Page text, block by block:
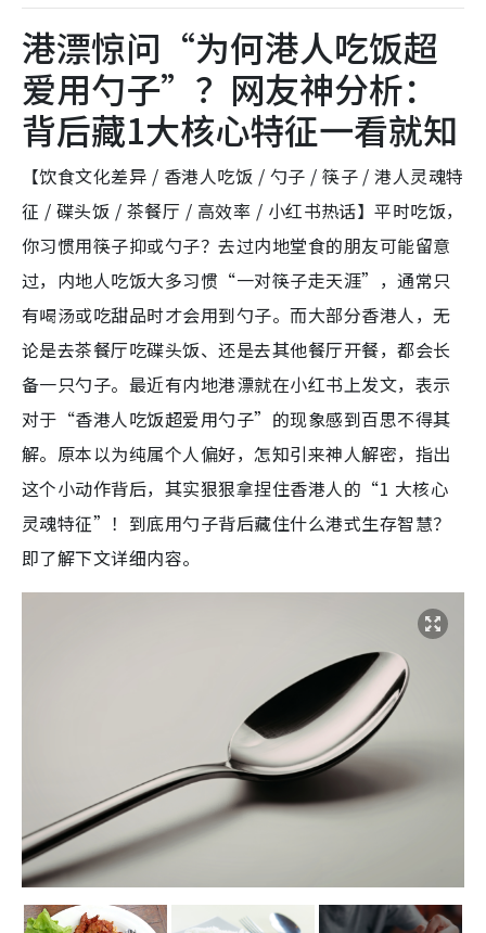
港漂惊问“为何港人吃饭超
爱用勺子”？网友神分析：
背后藏1大核心特征一看就知
【饮食文化差异 / 香港人吃饭 / 勺子 / 筷子 / 港人灵魂特
征 / 碟头饭 / 茶餐厅 / 高效率 / 小红书热话】平时吃饭，
你习惯用筷子抑或勺子？去过内地堂食的朋友可能留意
过，内地人吃饭大多习惯“一对筷子走天涯”，通常只
有喝汤或吃甜品时才会用到勺子。而大部分香港人，无
论是去茶餐厅吃碟头饭、还是去其他餐厅开餐，都会长
备一只勺子。最近有内地港漂就在小红书上发文，表示
对于“香港人吃饭超爱用勺子”的现象感到百思不得其
解。原本以为纯属个人偏好，怎知引来神人解密，指出
这个小动作背后，其实狠狠拿捏住香港人的“1 大核心
灵魂特征”！到底用勺子背后藏住什么港式生存智慧？
即了解下文详细内容。